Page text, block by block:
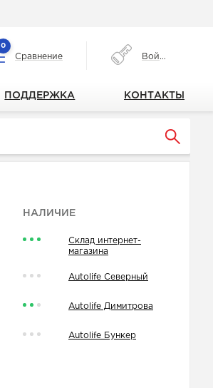
0
Сравнение Войти
ПОДДЕРЖКА КОНТАКТЫ
НАЛИЧИЕ
Склад интернет-
магазина
Autolife Северный
Autolife Димитрова
Autolife Бункер